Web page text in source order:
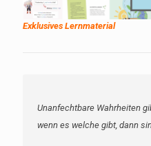
Exklusives Lernmaterial
Unanfechtbare Wahrheiten
wenn es welche gibt, dann